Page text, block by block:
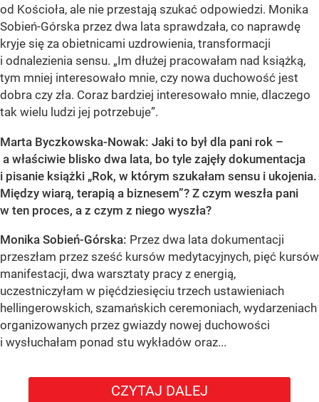
od Kościoła, ale nie przestają szukać odpowiedzi. Monika
Sobień-Górska przez dwa lata sprawdzała, co naprawdę
kryje się za obietnicami uzdrowienia, transformacji
i odnalezienia sensu. „Im dłużej pracowałam nad książką,
tym mniej interesowało mnie, czy nowa duchowość jest
dobra czy zła. Coraz bardziej interesowało mnie, dlaczego
tak wielu ludzi jej potrzebuje”.
Marta Byczkowska-Nowak: Jaki to był dla pani rok –
a właściwie blisko dwa lata, bo tyle zajęły dokumentacja
i pisanie książki „Rok, w którym szukałam sensu i ukojenia.
Między wiarą, terapią a biznesem”? Z czym weszła pani
w ten proces, a z czym z niego wyszła?
Monika Sobień-Górska: Przez dwa lata dokumentacji
przeszłam przez sześć kursów medytacyjnych, pięć kursów
manifestacji, dwa warsztaty pracy z energią,
uczestniczyłam w pięćdziesięciu trzech ustawieniach
hellingerowskich, szamańskich ceremoniach, wydarzeniach
organizowanych przez gwiazdy nowej duchowości
i wysłuchałam ponad stu wykładów oraz...
CZYTAJ DALEJ